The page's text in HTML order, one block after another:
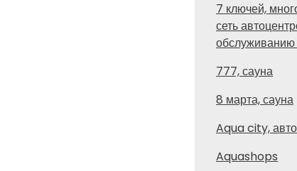
7 ключей,
сеть
777, сауна
8 марта, сауна
Aqua city,
Aquashops